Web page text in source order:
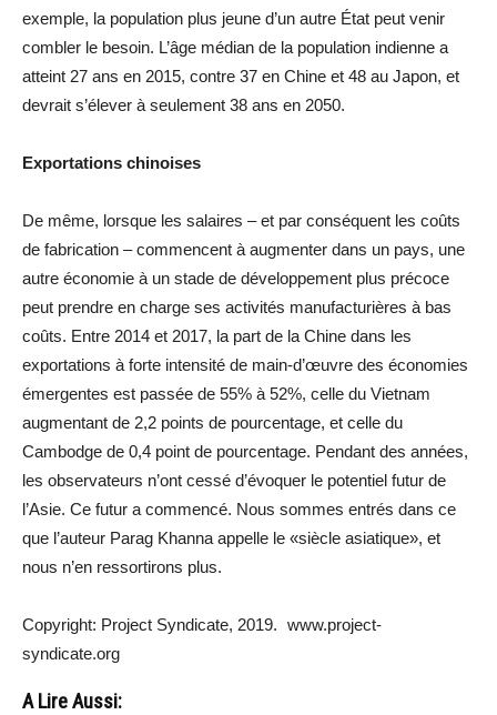
exemple, la population plus jeune d’un autre État peut venir
combler le besoin. L’âge médian de la population indienne a
atteint 27 ans en 2015, contre 37 en Chine et 48 au Japon, et
devrait s’élever à seulement 38 ans en 2050.
Exportations chinoises
De même, lorsque les salaires – et par conséquent les coûts
de fabrication – commencent à augmenter dans un pays, une
autre économie à un stade de développement plus précoce
peut prendre en charge ses activités manufacturières à bas
coûts. Entre 2014 et 2017, la part de la Chine dans les
exportations à forte intensité de main-d’œuvre des économies
émergentes est passée de 55% à 52%, celle du Vietnam
augmentant de 2,2 points de pourcentage, et celle du
Cambodge de 0,4 point de pourcentage. Pendant des années,
les observateurs n’ont cessé d’évoquer le potentiel futur de
l’Asie. Ce futur a commencé. Nous sommes entrés dans ce
que l’auteur Parag Khanna appelle le «siècle asiatique», et
nous n’en ressortirons plus.
Copyright: Project Syndicate, 2019. www.project-
syndicate.org
A Lire Aussi: